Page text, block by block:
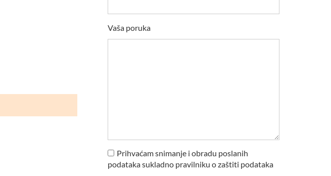
Vaša poruka
Prihvaćam snimanje i obradu poslanih
podataka sukladno pravilniku o zaštiti podataka